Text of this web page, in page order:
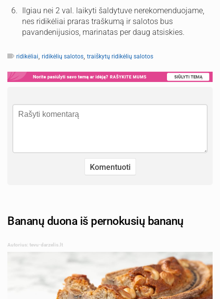
Ilgiau nei 2 val. laikyti šaldytuve nerekomenduojame,
nes ridikėliai praras traškumą ir salotos bus
pavandenijusios, marinatas per daug atsiskies.
ridikėliai, ridikėlių salotos, traiškytų ridikėlių salotos
Bananų duona iš pernokusių bananų
Autorius: tevu-darzelis.lt